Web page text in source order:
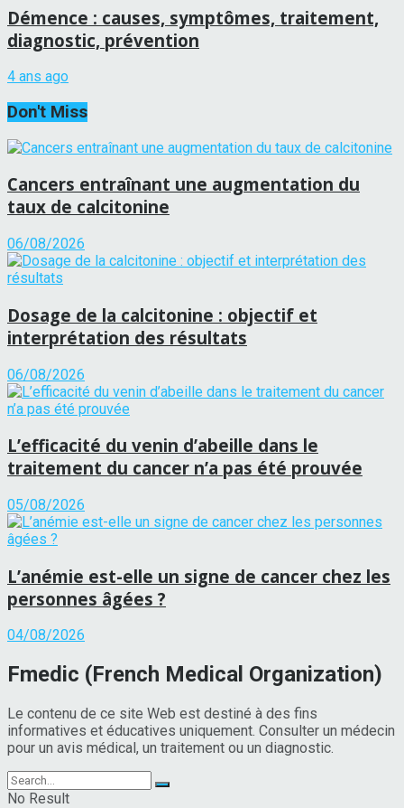
Démence : causes, symptômes, traitement,
diagnostic, prévention
4 ans ago
Don't Miss
Cancers entraînant une augmentation du
taux de calcitonine
06/08/2026
Dosage de la calcitonine : objectif et
interprétation des résultats
06/08/2026
L’efficacité du venin d’abeille dans le
traitement du cancer n’a pas été prouvée
05/08/2026
L’anémie est-elle un signe de cancer chez les
personnes âgées ?
04/08/2026
Fmedic (French Medical Organization)
Le contenu de ce site Web est destiné à des fins
informatives et éducatives uniquement. Consulter un médecin
pour un avis médical, un traitement ou un diagnostic.
No Result